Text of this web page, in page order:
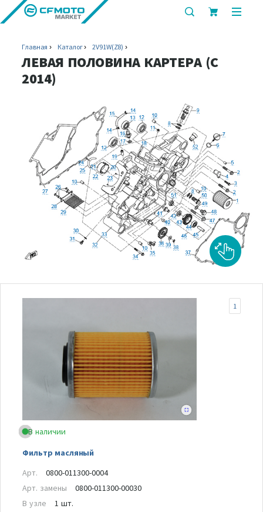
показать
поиска
Главная Каталог 2V91W(Z8)
ЛЕВАЯ ПОЛОВИНА КАРТЕРА (C
2014)
В наличии
Фильтр масляный
1
Арт.
0800-011300-0004
Арт. замены
0800-011300-00030
В узле
1 шт.